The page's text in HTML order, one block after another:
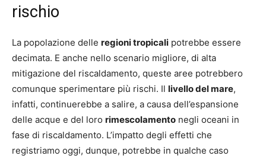
rischio
La popolazione delle regioni tropicali potrebbe essere
decimata. E anche nello scenario migliore, di alta
mitigazione del riscaldamento, queste aree potrebbero
comunque sperimentare più rischi. Il livello del mare,
infatti, continuerebbe a salire, a causa dell’espansione
delle acque e del loro rimescolamento negli oceani in
fase di riscaldamento. L’impatto degli effetti che
registriamo oggi, dunque, potrebbe in qualche caso